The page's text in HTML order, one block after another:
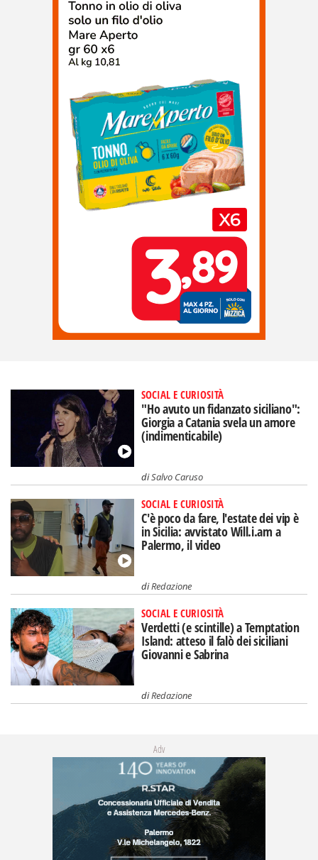
SOCIAL E CURIOSITÀ
"Ho avuto un fidanzato siciliano":
Giorgia a Catania svela un amore
(indimenticabile)
diSalvo Caruso
SOCIAL E CURIOSITÀ
C'è poco da fare, l'estate dei vip è
in Sicilia: avvistato Will.i.am a
Palermo, il video
diRedazione
SOCIAL E CURIOSITÀ
Verdetti (e scintille) a Temptation
Island: atteso il falò dei siciliani
Giovanni e Sabrina
diRedazione
Adv